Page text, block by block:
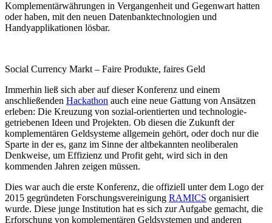
Komplementärwährungen in Vergangenheit und Gegenwart hatten
oder haben, mit den neuen Datenbanktechnologien und
Handyapplikationen lösbar.
Social Currency Markt – Faire Produkte, faires Geld
Immerhin ließ sich aber auf dieser Konferenz und einem
anschließenden Hackathon auch eine neue Gattung von Ansätzen
erleben: Die Kreuzung von sozial-orientierten und technologie-
getriebenen Ideen und Projekten. Ob diesen die Zukunft der
komplementären Geldsysteme allgemein gehört, oder doch nur die
Sparte in der es, ganz im Sinne der altbekannten neoliberalen
Denkweise, um Effizienz und Profit geht, wird sich in den
kommenden Jahren zeigen müssen.
Dies war auch die erste Konferenz, die offiziell unter dem Logo der
2015 gegründeten Forschungsvereinigung RAMICS organisiert
wurde. Diese junge Institution hat es sich zur Aufgabe gemacht, die
Erforschung von komplementären Geldsystemen und anderen